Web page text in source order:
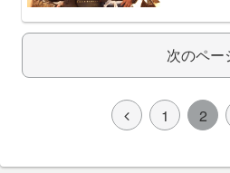
次のペー
1 2